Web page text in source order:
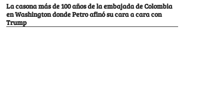
La casona más de 100 años de la embajada de Colombia
en Washington donde Petro afinó su cara a cara con
Trump